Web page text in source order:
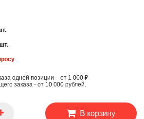
одной позиции – от 1 000 ₽
заказа - от 10 000 рублей.
В корзину